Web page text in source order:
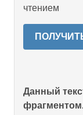
чтением
Данный